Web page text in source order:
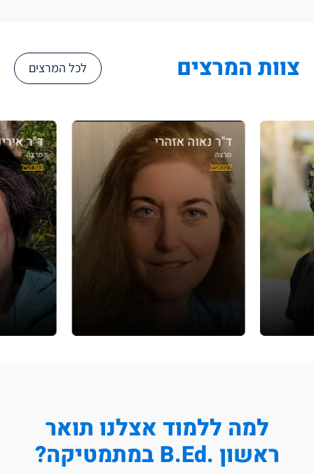
צוות המרצים לכל המרצים
נאוה אזהרי ד"ר אירינה גורביץ-ליימן
מרצה
לפרופיל
למה ללמוד אצלנו תואר
ראשון .B.Ed במתמטיקה?